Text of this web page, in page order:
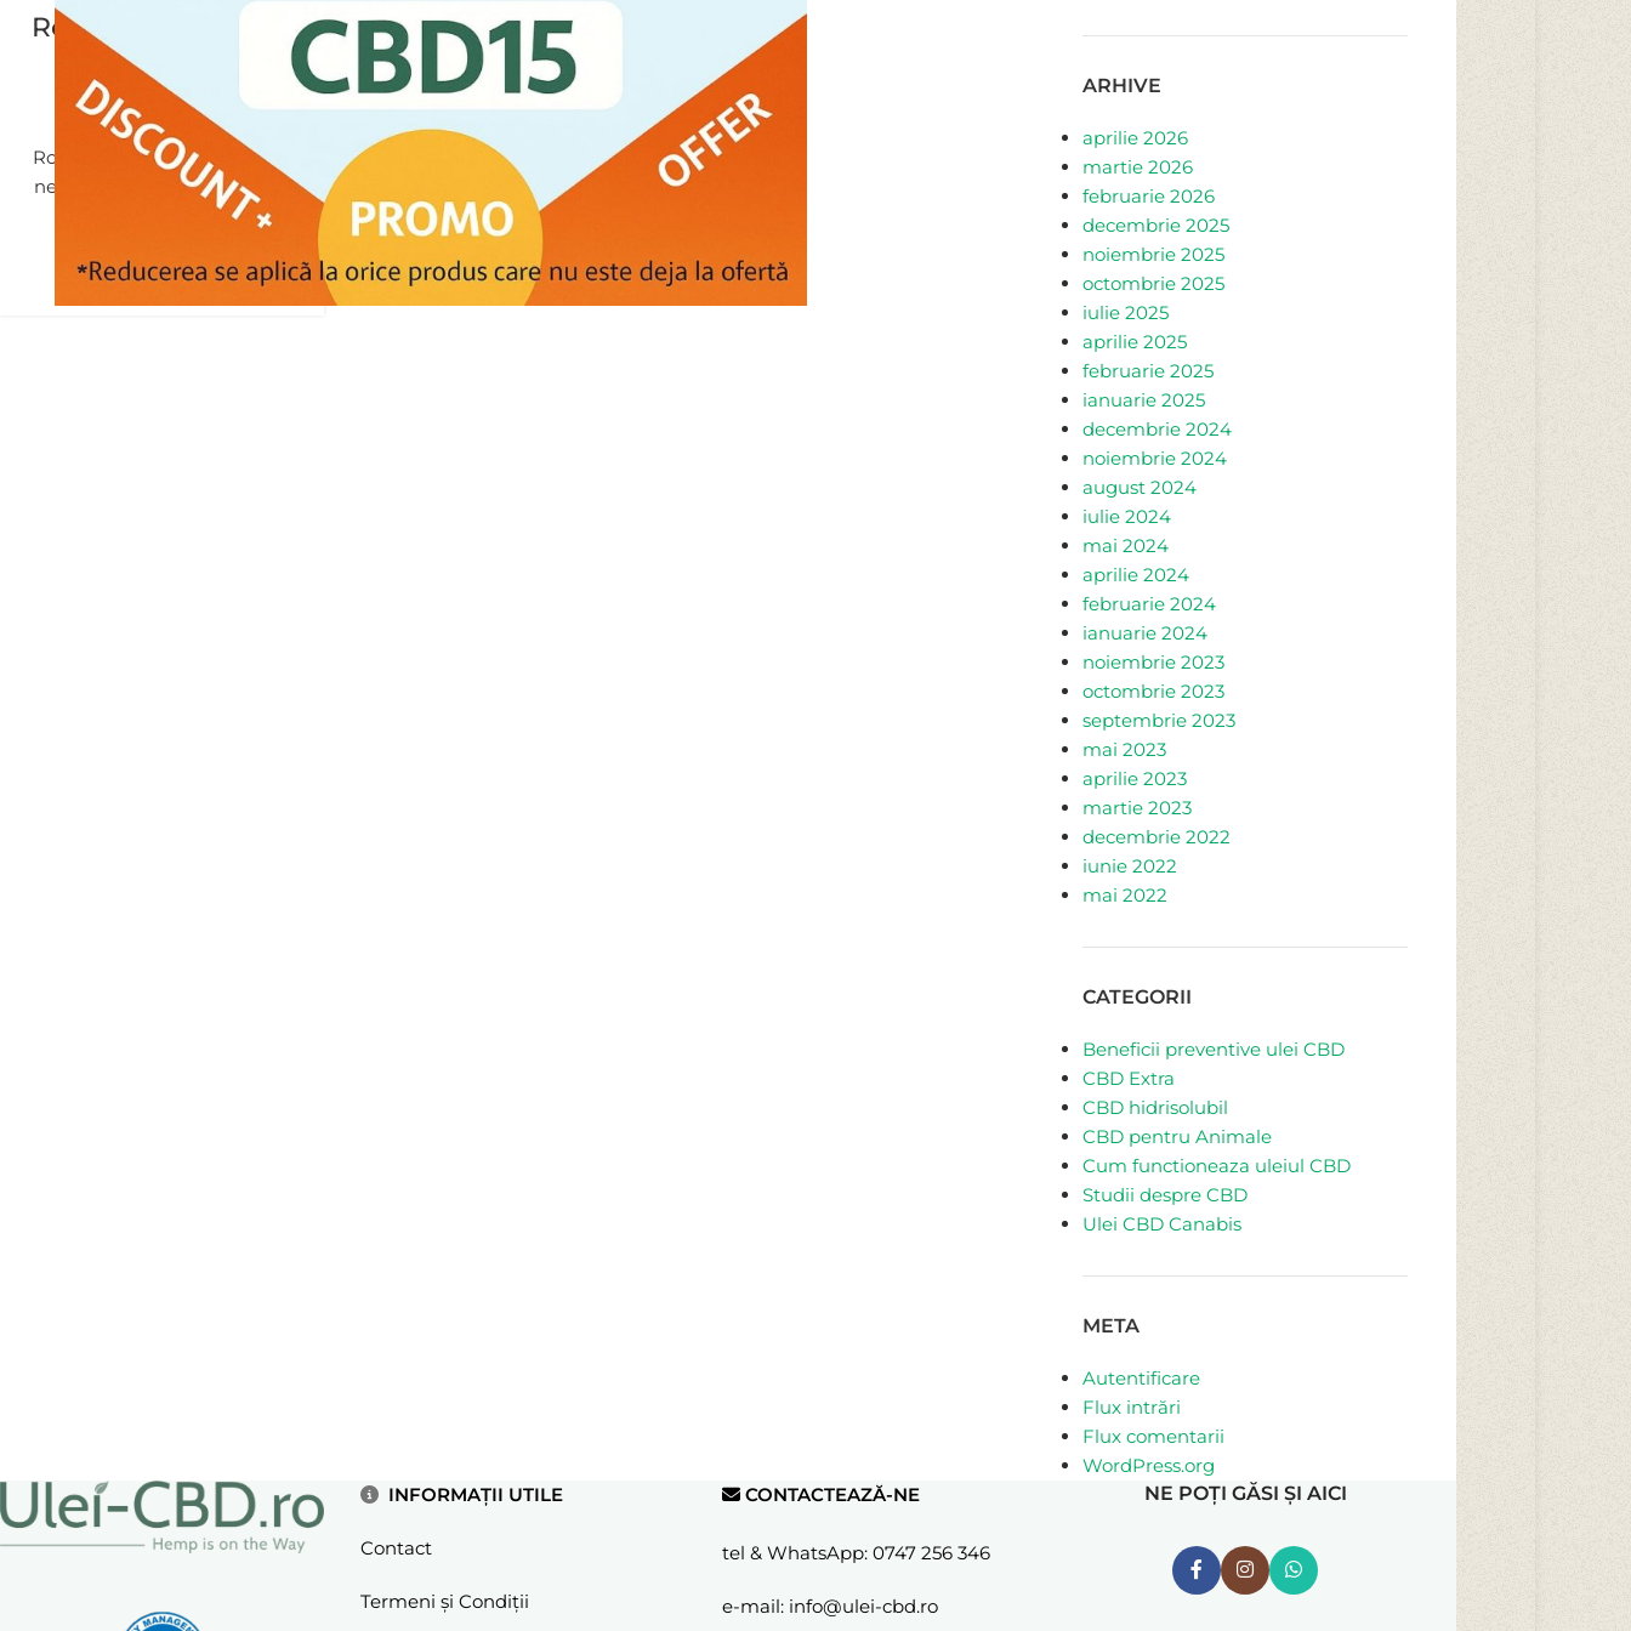
România: Legal sau
Ilegal?
Posted by Ulei CBD
Este uleiul CBD legal in
Romania? Mulți români sunt
nesiguri cu privire la statutul
juridic al uleiului CBD.
CONTINUE READING
ARHIVE
aprilie 2026
martie 2026
februarie 2026
decembrie 2025
noiembrie 2025
octombrie 2025
iulie 2025
aprilie 2025
februarie 2025
ianuarie 2025
decembrie 2024
noiembrie 2024
august 2024
iulie 2024
mai 2024
aprilie 2024
februarie 2024
ianuarie 2024
noiembrie 2023
octombrie 2023
septembrie 2023
mai 2023
aprilie 2023
martie 2023
decembrie 2022
iunie 2022
mai 2022
CATEGORII
Beneficii preventive ulei CBD
CBD Extra
CBD hidrisolubil
CBD pentru Animale
Cum functioneaza uleiul CBD
Studii despre CBD
Ulei CBD Canabis
META
Autentificare
Flux intrări
Flux comentarii
WordPress.org
INFORMAȚII UTILE
Contact
Termeni și Condiții
CONTACTEAZĂ-NE
tel & WhatsApp: 0747 256 346
e-mail: info@ulei-cbd.ro
NE POȚI GĂSI ȘI AICI